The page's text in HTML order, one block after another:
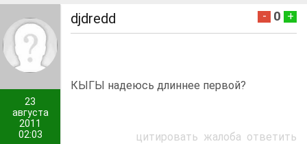
23
августа
2011
02:03
djdredd - 0 +
КЫГЫ надеюсь длиннее первой?
цитировать жалоба ответить